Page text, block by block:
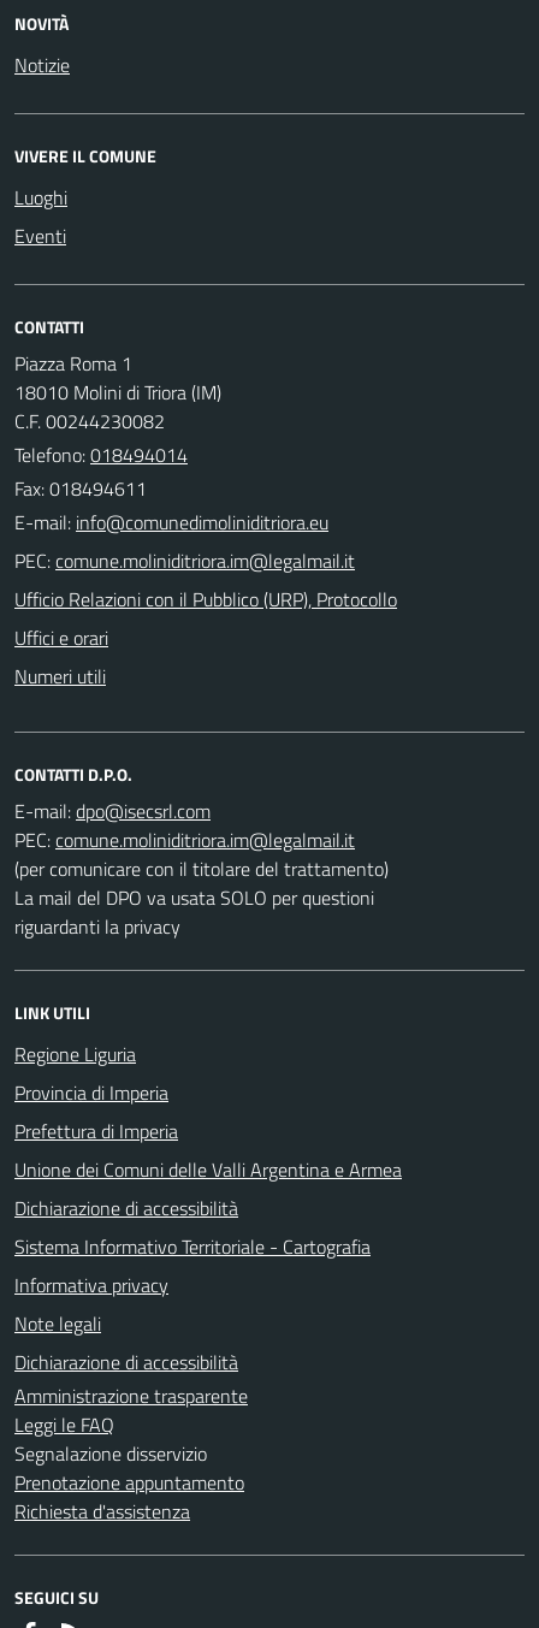
NOVITÀ
Notizie
VIVERE IL COMUNE
Luoghi
Eventi
CONTATTI
Piazza Roma 1
18010 Molini di Triora (IM)
C.F. 00244230082
Telefono:018494014
Fax: 018494611
E-mail:
PEC:
Ufficio Relazioni con il Pubblico (URP), Protocollo
Uffici e orari
Numeri utili
CONTATTI D.P.O.
E-mail:
PEC:
(per comunicare con il titolare del trattamento)
La mail del DPO va usata SOLO per questioni
riguardanti la privacy
LINK UTILI
Regione Liguria
Provincia di Imperia
Prefettura di Imperia
Unione dei Comuni delle Valli Argentina e Armea
Dichiarazione di accessibilità
Sistema Informativo Territoriale - Cartografia
Informativa privacy
Note legali
Dichiarazione di accessibilità
Amministrazione trasparente
Leggi le FAQ
Segnalazione disservizio
Prenotazione appuntamento
Richiesta d'assistenza
SEGUICI SU